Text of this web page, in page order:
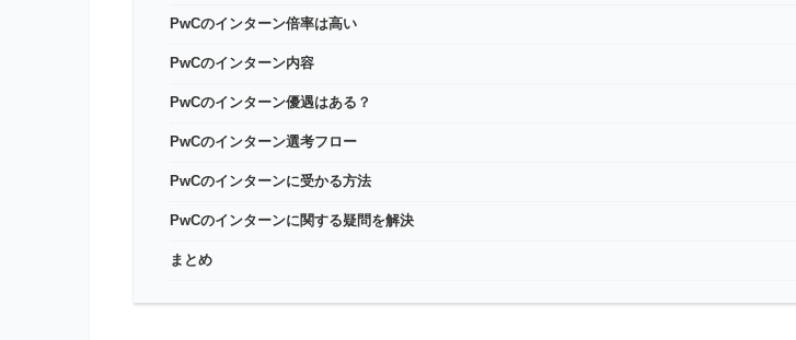
PwCのインターン倍率は高い
PwCのインターン内容
PwCのインターン優遇はある？
PwCのインターン選考フロー
PwCのインターンに受かる方法
PwCのインターンに関する疑問を解決
まとめ